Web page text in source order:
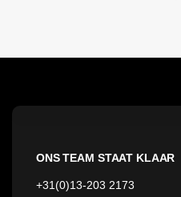
ONS TEAM STAAT KLAAR
+31(0)13-203 2173